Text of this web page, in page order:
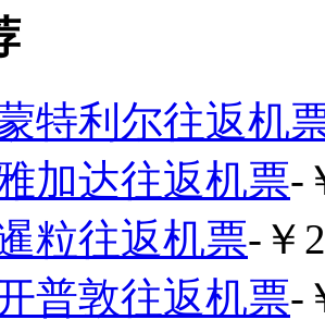
特利尔往返机
加达往返机票-
粒往返机票-￥
普敦往返机票-